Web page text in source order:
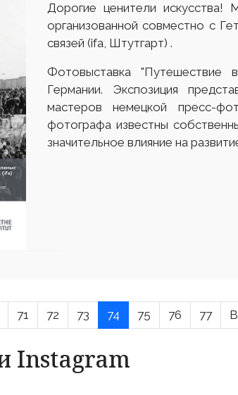
Дорогие ценители
организованной совместно с
связей (ifa, Штутгарт) .
Фотовыставка "Путешествие
Германии. Экспозиция
мастеров немецкой пресс-
фотографа известны
значительное влияние на
71 72 73 74 75 76 77
Instagram